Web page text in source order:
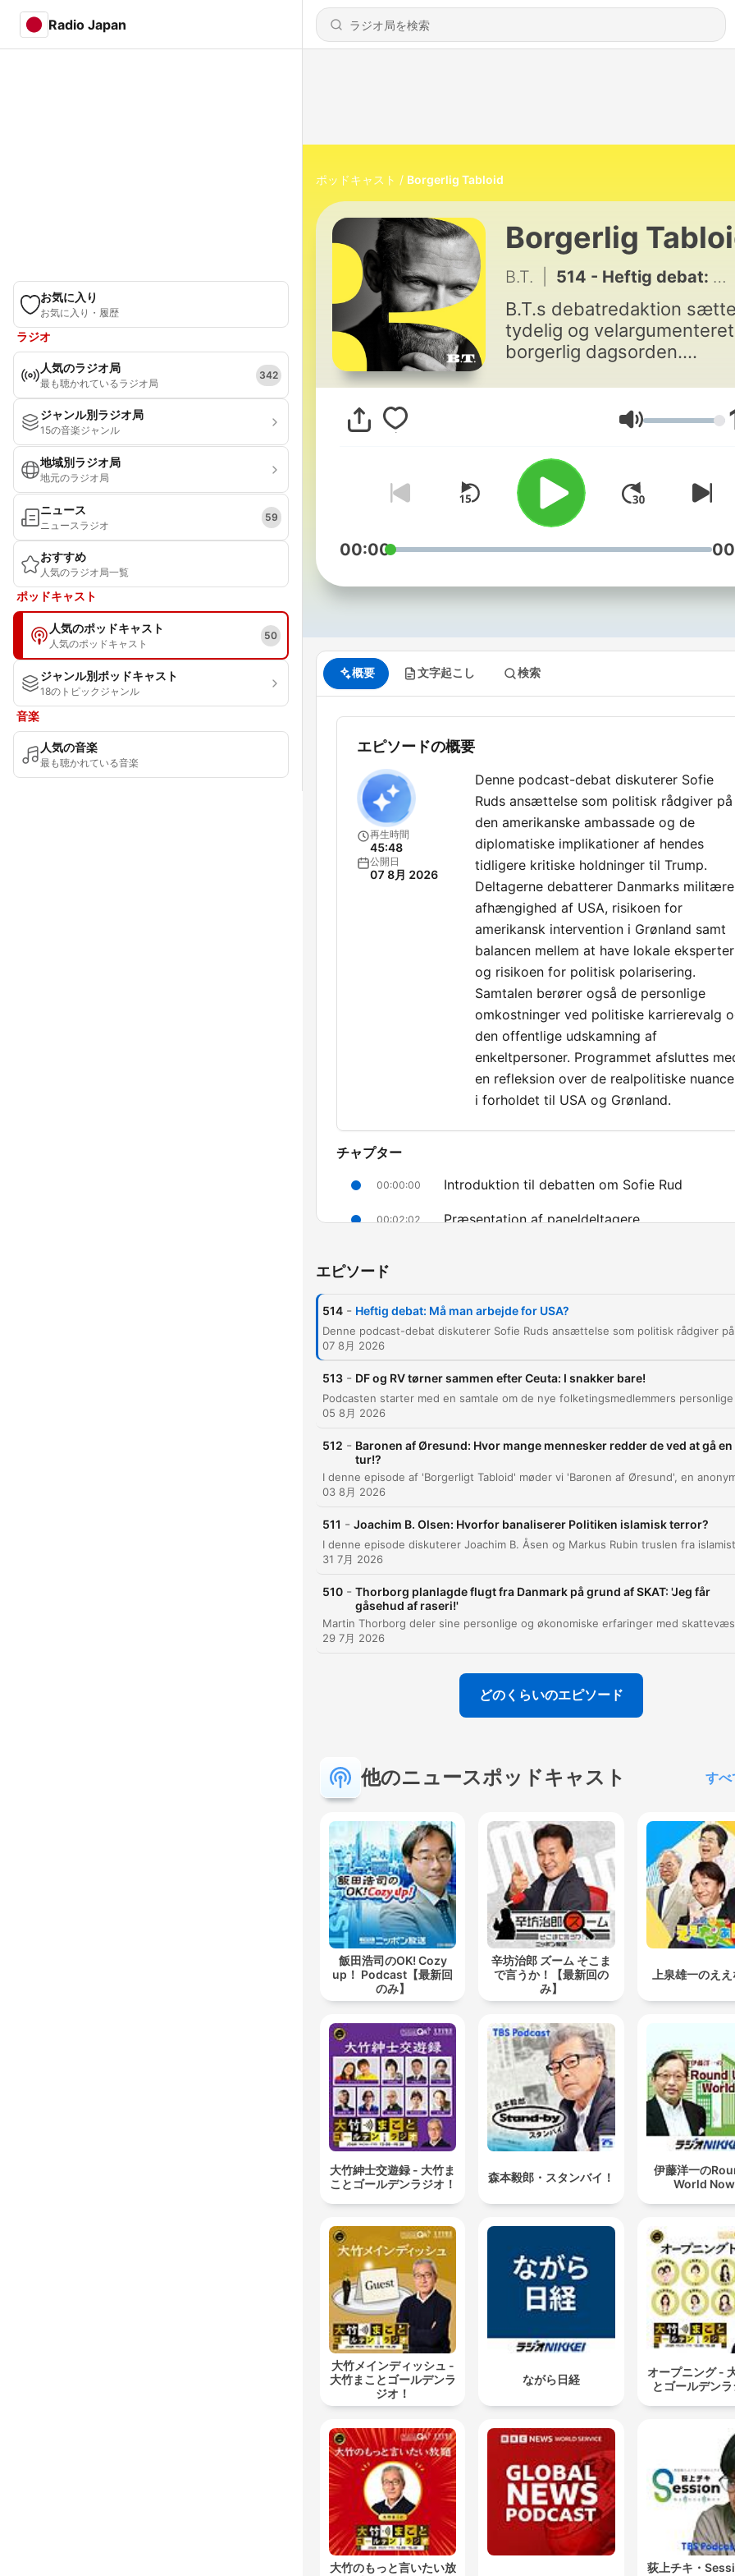
Radio Japan
お気に入り
お気に入り・履歴
ラジオ
人気のラジオ局
最も聴かれているラジオ局
342
ジャンル別ラジオ局
15の音楽ジャンル
地域別ラジオ局
地元のラジオ局
ニュース
ニュースラジオ
59
おすすめ
人気のラジオ局一覧
ポッドキャスト
人気のポッドキャスト
人気のポッドキャスト
50
ジャンル別ポッドキャスト
18のトピックジャンル
音楽
人気の音楽
最も聴かれている音楽
ポッドキャスト Borgerlig Tabloid
Borgerlig
B.T. 514 - Heftig debat: Må man arbejde for USA?
B.T.s debatredaktion
tydelig og velargumenteret
borgerlig dagsorden.
Olsen skaber den
debat sammen med en
med indflydelse og noget
spil.
音量
00:00
概要 文字起こし 検索
エピソードの概要
再生時間
45:48
公開日
07 8月 2026
Denne podcast-debat diskuterer Sofie
Ruds ansættelse som politisk rådgiver på
den amerikanske ambassade og de
diplomatiske implikationer af hendes
tidligere kritiske holdninger til Trump.
Deltagerne debatterer Danmarks militære
afhængighed af USA, risikoen for
amerikansk intervention i Grønland samt
balancen mellem at have lokale eksperter
og risikoen for politisk polarisering.
Samtalen berører også de personlige
omkostninger ved politiske karrierevalg
den offentlige udskamning af
enkeltpersoner. Programmet afsluttes
en refleksion over de realpolitiske
i forholdet til USA og Grønland.
チャプター
00:00:00 Introduktion til debatten om Sofie Rud
00:02:02 Præsentation af paneldeltagere
00:08:44
udskamning
00:44:48
チャプターをクリックすると、その場面に直接移動します
ハイライト
Ja, farvet, skuffet, let og chokeret.
beslutning om at tage jobbet på ambassaden.
Jeg ser meget den her udskamning af personer i et
makkalys, og det er sådan set, hvad enten det
00:09:17 · Anna Libach kritiserer den offentlige tone og
udskamningen af enkeltpersoner i debatten.
muligvis 63 procent af de europæiske våbenindkøb,
Hvor indkøber vi det? I USA, og alt kræver
opdateringer.
som Europa har af amerikansk teknologi og software.
naturligvis, og det er der ingen militærekspert, der vil
bestride.
00:21:03 · Der argumenteres for, at en amerikansk invasion af
Grønland var en reel militær mulighed, som man har måttet
højde for.
Hvis man bruger sit intellekt lidt og siger, hvad er det
for en situation, vi har med USA, så er det jo rigtigt,
vi er afhængige af USA.
00:43:31 · Værten argumenterer for nødvendigheden af at se
de realpolitiske afhængigheder i forhold til USA.
エピソード
514 - Heftig debat: Må man arbejde for USA?
07 8月 2026
513 - DF og RV tørner sammen efter Ceuta: I snakker bare!
05 8月 2026
512 - Baronen af Øresund: Hvor mange mennesker redder de ved at gå en
tur!?
03 8月 2026
511 - Joachim B. Olsen: Hvorfor banaliserer Politiken islamisk terror?
31 7月 2026
510 - Thorborg planlagde flugt fra Danmark på grund af SKAT: 'Jeg får
gåsehud af raseri!'
29 7月 2026
どのくらいのエピソード
他のニュースポッドキャスト すべ
飯田浩司のOK! Cozy
up！ Podcast【最新回
のみ】
辛坊治郎 ズーム そこま
で言うか！【最新回の
み】
上泉雄一のええ
大竹紳士交遊録 - 大竹ま
ことゴールデンラジオ！
森本毅郎・スタンバイ！
伊藤洋一の
World Now
大竹メインディッシュ -
大竹まことゴールデンラ
ジオ！
ながら日経
オープニング -
とゴールデンラ
大竹のもっと言いたい放
荻上チキ・